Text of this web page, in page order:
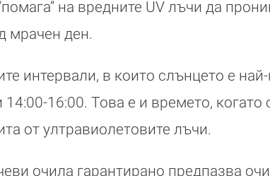
на вредните UV лъчи да
мрачен ден.
интервали, в които слънцето е
16:00. Това е и времето, когато
от ултравиолетовите лъчи.
очила гарантирано предпазва